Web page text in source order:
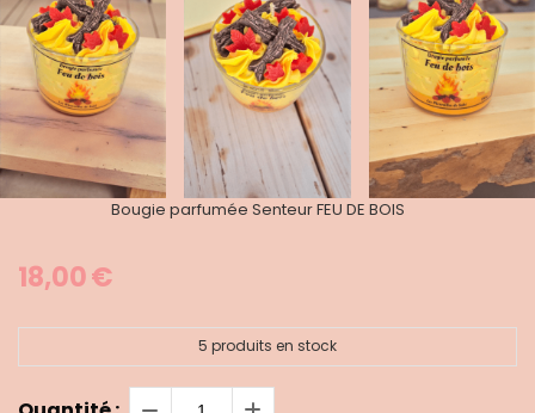
Bougie parfumée Senteur FEU DE BOIS
18,00€
5 produits en stock